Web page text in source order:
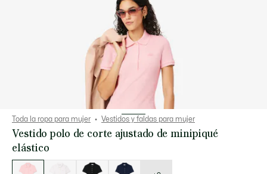
Toda la ropa para mujer Vestidos y faldas para mujer
Vestido polo de corte ajustado de minipiqué
elástico